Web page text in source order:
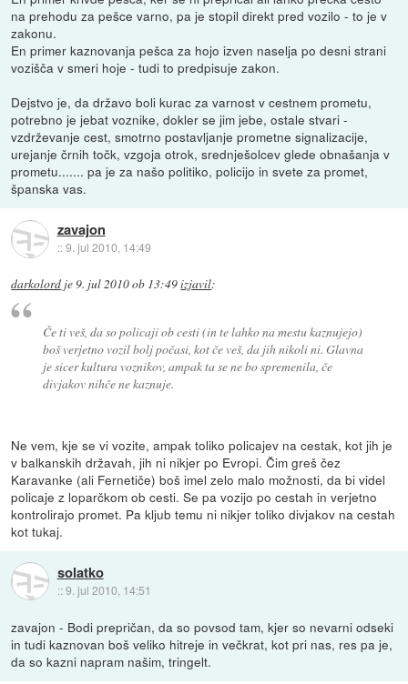
na prehodu za pešce varno, pa je stopil direkt pred vozilo - to je v
zakonu.
En primer kaznovanja pešca za hojo izven naselja po desni strani
vozišča v smeri hoje - tudi to predpisuje zakon.
Dejstvo je, da državo boli kurac za varnost v cestnem prometu,
potrebno je jebat voznike, dokler se jim jebe, ostale stvari -
vzdrževanje cest, smotrno postavljanje prometne signalizacije,
urejanje črnih točk, vzgoja otrok, srednješolcev glede obnašanja v
prometu....... pa je za našo politiko, policijo in svete za promet,
španska vas.
zavajon
::9. jul 2010, 14:49
darkolord je9. jul 2010 ob 13:49izjavil:
Če ti veš, da so policaji ob cesti (in te lahko na mestu kaznujejo)
boš verjetno vozil bolj počasi, kot če veš, da jih nikoli ni. Glavna
je sicer kultura voznikov, ampak ta se ne bo spremenila, če
divjakov nihče ne kaznuje.
Ne vem, kje se vi vozite, ampak toliko policajev na cestak, kot jih je
v balkanskih državah, jih ni nikjer po Evropi. Čim greš čez
Karavanke (ali Fernetiče) boš imel zelo malo možnosti, da bi videl
policaje z loparčkom ob cesti. Se pa vozijo po cestah in verjetno
kontrolirajo promet. Pa kljub temu ni nikjer toliko divjakov na cestah
kot tukaj.
solatko
::9. jul 2010, 14:51
zavajon - Bodi prepričan, da so povsod tam, kjer so nevarni odseki
in tudi kaznovan boš veliko hitreje in večkrat, kot pri nas, res pa je,
da so kazni napram našim, tringelt.